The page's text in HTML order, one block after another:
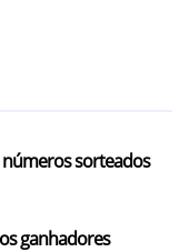
números sorteados
ganhadores